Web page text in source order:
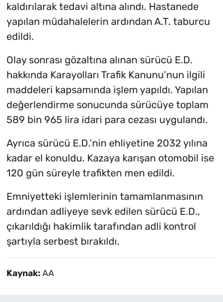
kaldırılarak tedavi altına alındı. Hastanede
yapılan müdahalelerin ardından A.T. taburcu
edildi.
Olay sonrası gözaltına alınan sürücü E.D.
hakkında Karayolları Trafik Kanunu’nun ilgili
maddeleri kapsamında işlem yapıldı. Yapılan
değerlendirme sonucunda sürücüye toplam
589 bin 965 lira idari para cezası uygulandı.
Ayrıca sürücü E.D.’nin ehliyetine 2032 yılına
kadar el konuldu. Kazaya karışan otomobil ise
120 gün süreyle trafikten men edildi.
Emniyetteki işlemlerinin tamamlanmasının
ardından adliyeye sevk edilen sürücü E.D.,
çıkarıldığı hakimlik tarafından adli kontrol
şartıyla serbest bırakıldı.
Kaynak: AA